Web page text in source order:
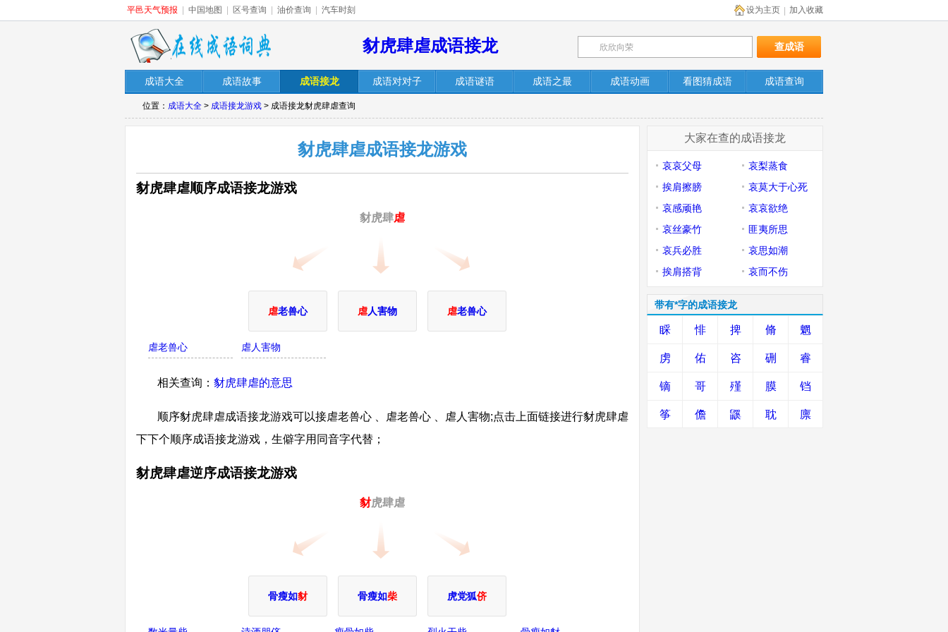
平邑天气预报 中国地图 区号查询 油价查询 汽车时刻 加入收藏
设为主页
豺虎肆虐成语接龙
成语大全 成语故事 成语接龙 成语对对子 成语谜语 成语之最 成语动画 看图猜成语 成语查询
位置： 成语大全 > 成语接龙游戏 > 成语接龙豺虎肆虐查询
豺虎肆虐成语接龙游戏
豺虎肆虐顺序成语接龙游戏
豺虎肆虐
虐老兽心 虐人害物 虐老兽心
虐老兽心 虐人害物
相关查询： 豺虎肆虐的意思
顺序豺虎肆虐成语接龙游戏可以接虐老兽心 、虐老兽心 、虐人害物;点击上面链接进行豺虎肆虐
下下个顺序成语接龙游戏，生僻字用同音字代替；
豺虎肆虐逆序成语接龙游戏
豺虎肆虐
骨瘦如豺 骨瘦如柴 虎党狐侪
大家在查的成语接龙
哀哀父母
哀梨蒸食
挨肩擦膀
哀莫大于心死
哀感顽艳
哀哀欲绝
哀丝豪竹
匪夷所思
哀兵必胜
哀思如潮
挨肩搭背
哀而不伤
带有*字的成语接龙
睬 悱 捭 脩 魍
虏 佑 咨 硎 睿
镝 哥 殣 膜 铛
筝 儋 鼷 耽 廪